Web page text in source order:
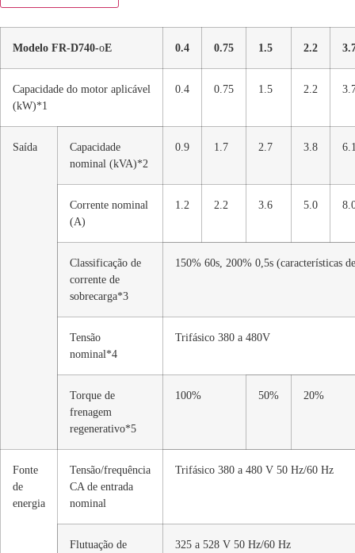
Modelo FR-D740-oE 0.4 0.75 1.5 2.2
Capacidade do motor aplicável
(kW)*1
0.4 0.75 1.5 2.2
Saída
Capacidade
nominal (kVA)*2
0.9 1.7 2.7 3.8
Corrente nominal
(A)
1.2 2.2 3.6 5.0
Classificação de
corrente de
sobrecarga*3
150% 60s, 200% 0,5s (características
Tensão
nominal*4
Trifásico 380 a 480V
Torque de
frenagem
regenerativo*5
100% 50% 20%
Fonte
de
energia
Tensão/frequência
CA de entrada
nominal
Trifásico 380 a 480 V 50 Hz/60 Hz
Flutuação de
325 a 528 V 50 Hz/60 Hz